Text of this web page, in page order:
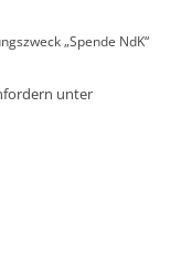
„Spende NdK“
unter